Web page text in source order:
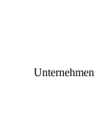
Unternehmen